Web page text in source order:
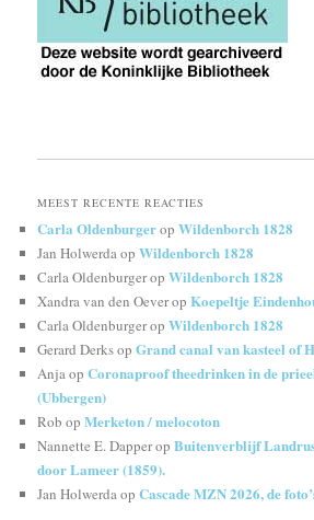
MEEST RECENTE REACTIES
Carla OldenburgeropWildenborch 1828
Jan HolwerdaopWildenborch 1828
Carla OldenburgeropWildenborch 1828
Xandra van den OeveropKoepeltje
Carla OldenburgeropWildenborch 1828
Gerard DerksopGrand canal van kasteel of
AnjaopCoronaproof theedrinken in de
(Ubbergen)
Rob opMerketon / melocoton
Nannette E. DapperopBuitenverblijf
door Lameer (1859).
Jan HolwerdaopCascade MZN 2026, de